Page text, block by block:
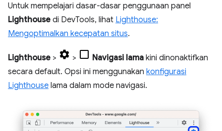
Untuk mempelajari dasar-dasar penggunaan panel
Lighthouse di DevTools, lihat Lighthouse:
Mengoptimalkan kecepatan situs.
Lighthouse > > Navigasi lama kini dinonaktifkan
secara default. Opsi ini menggunakan konfigurasi
Lighthouse lama dalam mode navigasi.